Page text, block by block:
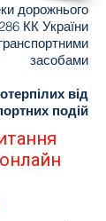
дорожнього
КК України
засобами
від
подій